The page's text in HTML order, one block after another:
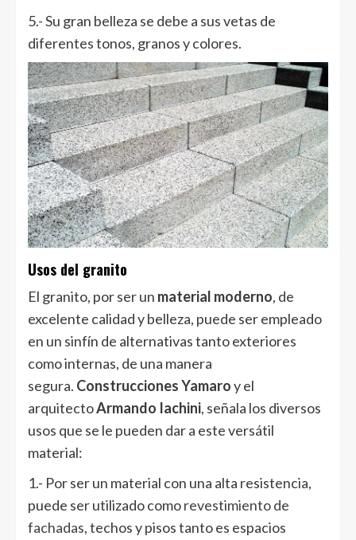
5.- Su gran belleza se debe a sus vetas de
diferentes tonos, granos y colores.
Usos del granito
El granito, por ser un material moderno, de
excelente calidad y belleza, puede ser empleado
en un sinfín de alternativas tanto exteriores
como internas, de una manera
segura. Construcciones Yamaroy el
arquitectoArmando Iachini, señala los diversos
usos que se le pueden dar a este versátil
material:
1.- Por ser un material con una alta resistencia,
puede ser utilizado comorevestimiento de
fachadas, techos y pisos tanto es espacios